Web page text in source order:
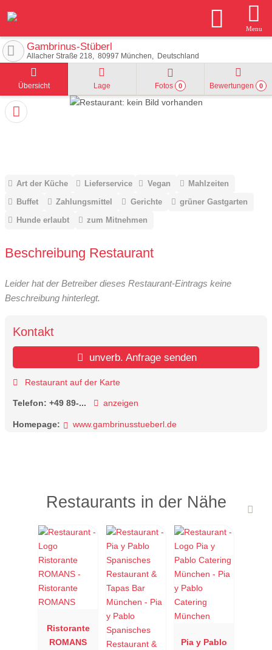
Menu
Gambrinus-Stüberl
Allacher Straße 218 80997 München Deutschland
Übersicht Lage Fotos 0 Bewertungen 0
Art der Küche Lieferservice Vegan
Mahlzeiten
Buffet
Zahlungsmittel Gerichte
grüner Gastgarten
Hunde erlaubt
zum Mitnehmen
Beschreibung Restaurant
Leider hat der Betreiber dieses Restaurant-Eintrags keine
Beschreibung hinterlegt.
Kontakt
unverb. Anfrage senden
Restaurant auf der Karte
Telefon: +49 89-... anzeigen
Homepage: www.gambrinusstueberl.de
Restaurants in der Nähe
Ristorante
ROMANS
Pia y Pablo